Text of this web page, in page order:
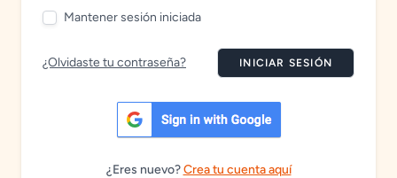
Mantener sesión iniciada
¿Olvidaste tu contraseña? INICIAR SESIÓN
¿Eres nuevo?Crea tu cuenta aquí